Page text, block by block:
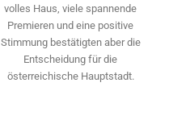
volles Haus, viele spannende
Premieren und eine positive
Stimmung bestätigten aber die
Entscheidung für die
österreichische Hauptstadt.